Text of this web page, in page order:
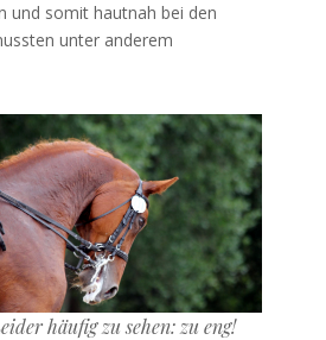
und somit hautnah bei den
unter anderem
häufig zu sehen: zu eng!